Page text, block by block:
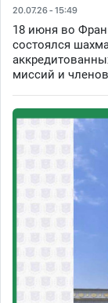
20.07.26 - 15:49
18 июня во
состоялся
миссий и